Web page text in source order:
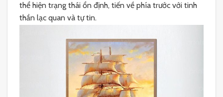
thể hiện trạng thái ổn định, tiến về phía trước với tinh
thần lạc quan và tự tin.